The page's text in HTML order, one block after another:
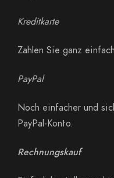
Kreditkarte
Zahlen Sie ganz
PayPal
Noch einfacher und
PayPal-Konto.
Rechnungskauf